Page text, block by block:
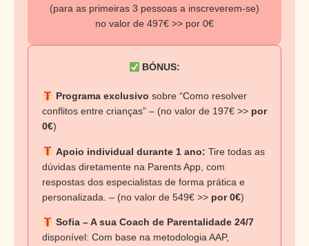
(para as primeiras 3 pessoas a inscreverem-se)
no valor de 497€ >> por 0€
BÓNUS:
Programa exclusivo sobre “Como resolver
conflitos entre crianças” – (no valor de 197€ >> por
0€)
Apoio individual durante 1 ano: Tire todas as
dúvidas diretamente na Parents App, com
respostas dos especialistas de forma prática e
personalizada. – (no valor de 549€ >> por 0€)
Sofia – A sua Coach de Parentalidade 24/7
disponível: Com base na metodologia AAP,